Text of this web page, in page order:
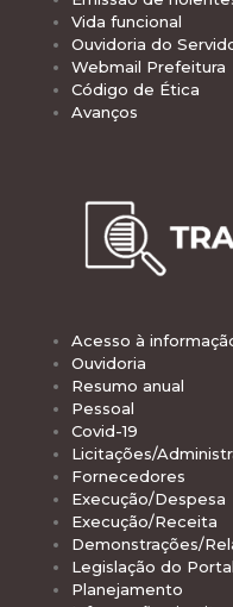
Vida funcional
Ouvidoria do
Webmail Prefeitura
Código de Ética
Avanços
Acesso à
Ouvidoria
Resumo anual
Pessoal
Covid-19
Licitações/
Fornecedores
Execução/Despesa
Execução/Receita
Demonstrações/
Legislação do Portal
Planejamento